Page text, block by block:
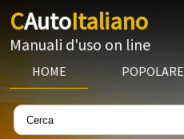
CAutoItaliano
Manuali d'uso on line
HOME POPOLARE